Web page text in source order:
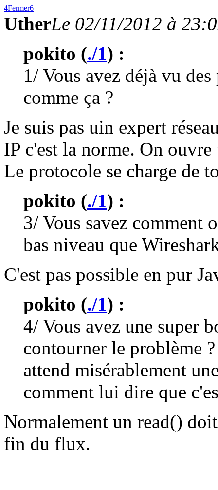
4Fermer6
UtherLe 02/11/2012 à
pokito (./1) :
1/ Vous avez déjà vu
comme ça ?
Je suis pas uin expert
IP c'est la norme. On
Le protocole se charge de
pokito (./1) :
3/ Vous savez comment
bas niveau que
C'est pas possible en pur
pokito (./1) :
4/ Vous avez une super
contourner le problème
attend misérablement
comment lui dire que
Normalement un read()
fin du flux.